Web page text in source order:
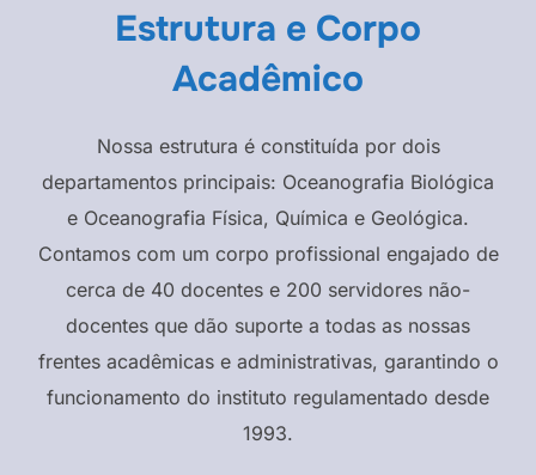
Estrutura e Corpo
Acadêmico
Nossa estrutura é constituída por dois
departamentos principais: Oceanografia Biológica
e Oceanografia Física, Química e Geológica.
Contamos com um corpo profissional engajado de
cerca de 40 docentes e 200 servidores não-
docentes que dão suporte a todas as nossas
frentes acadêmicas e administrativas, garantindo o
funcionamento do instituto regulamentado desde
1993.